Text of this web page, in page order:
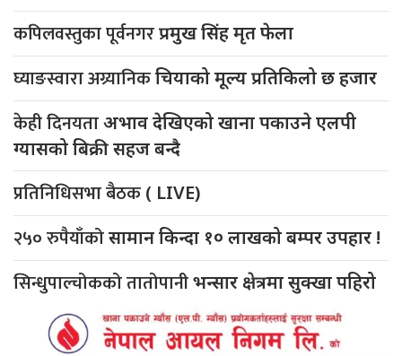
कपिलवस्तुका पूर्वनगरप्रमुख सिंह मृत फेला
घ्याङस्वारा अग्र्यानिकचियाको मूल्य प्रतिकिलो छ हजार
केही दिनयताअभाव देखिएको खाना पकाउने एलपी
ग्यासको बिक्री सहज बन्दै
प्रतिनिधिसभा बैठक ( LIVE)
२५० रुपैयाँकोसामान किन्दा १० लाखको बम्पर उपहार !
सिन्धुपाल्चोकको तातोपानीभन्सार क्षेत्रमा सुक्खा पहिरो